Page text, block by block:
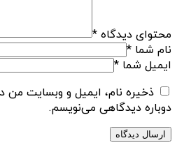
محتوای دیدگاه *
نام شما *
ایمیل شما *
ذخیره نام، ایمیل و وبسایت من
دوباره دیدگاهی می‌نویسم.